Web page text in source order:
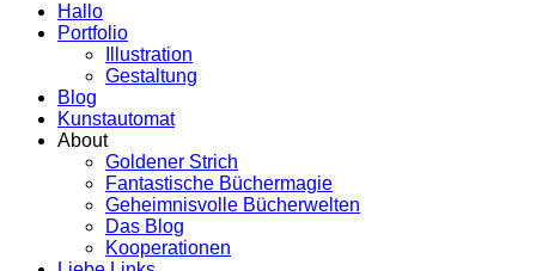
Hallo
Portfolio
Illustration
Gestaltung
Blog
Kunstautomat
About
Goldener Strich
Fantastische Büchermagie
Geheimnisvolle Bücherwelten
Das Blog
Kooperationen